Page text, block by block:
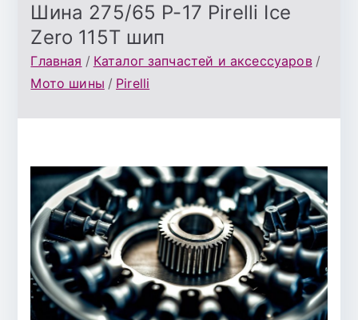
Шина 275/65 Р-17 Pirelli Ice
Zero 115T шип
Главная
Каталог запчастей и аксессуаров
Мото шины
Pirelli